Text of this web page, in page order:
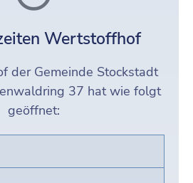
Wertstoffhof
der Gemeinde Stockstadt
37 hat wie folgt
geöffnet: